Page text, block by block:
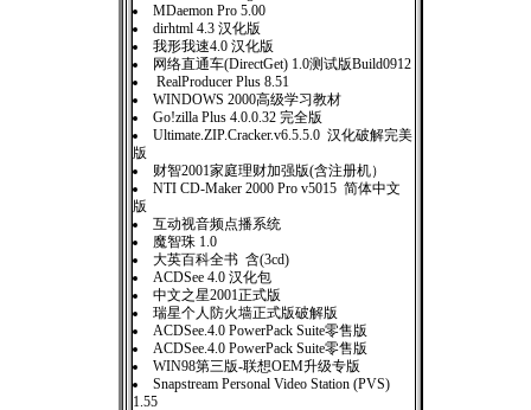
MDaemon Pro 5.00
dirhtml 4.3 汉化版
我形我速4.0 汉化版
网络直通车(DirectGet) 1.0测试版Build0912
RealProducer Plus 8.51
WINDOWS 2000高级学习教材
Go!zilla Plus 4.0.0.32 完全版
Ultimate.ZIP.Cracker.v6.5.5.0 汉化破解完美
版
财智2001家庭理财加强版(含注册机）
NTI CD-Maker 2000 Pro v5015 简体中文
版
互动视音频点播系统
魔智珠 1.0
大英百科全书 含(3cd)
ACDSee 4.0 汉化包
中文之星2001正式版
瑞星个人防火墙正式版破解版
ACDSee.4.0 PowerPack Suite零售版
ACDSee.4.0 PowerPack Suite零售版
WIN98第三版-联想OEM升级专版
Snapstream Personal Video Station (PVS)
1.55